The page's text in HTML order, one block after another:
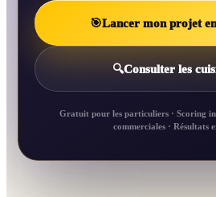
🎯Lancer mon projet
🔍Consulter les
Gratuit pour les particuliers · Scoring
commerciales · Résultats